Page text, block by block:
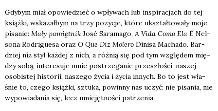
Gdy­bym miał opo­wie­dzieć o wpły­wach lub inspi­ra­cjach do tej
książ­ki, wska­zał­bym na trzy pozy­cje, któ­re ukształ­to­wa­ły moje
pisa­nie: Mały pamięt­nik José Sara­ma­go, A Vida Como Ela É Nel­
so­na Rodri­gu­esa oraz O Que Diz Mole­ro Dini­sa Macha­do. Bar­
dziej niż styl każ­dej z nich, a róż­nią się pod tym wzglę­dem mię­
dzy sobą, inte­re­su­je mnie postrze­ga­nie prze­szło­ści, naszej
oso­bi­stej histo­rii, nasze­go życia i życia innych. Bo to jest wła­
śnie to, cze­go książ­ki, sztu­ka, powin­ny nas uczyć: nie pisa­nia, nie
wypo­wia­da­nia się, lecz umie­jęt­no­ści patrze­nia.